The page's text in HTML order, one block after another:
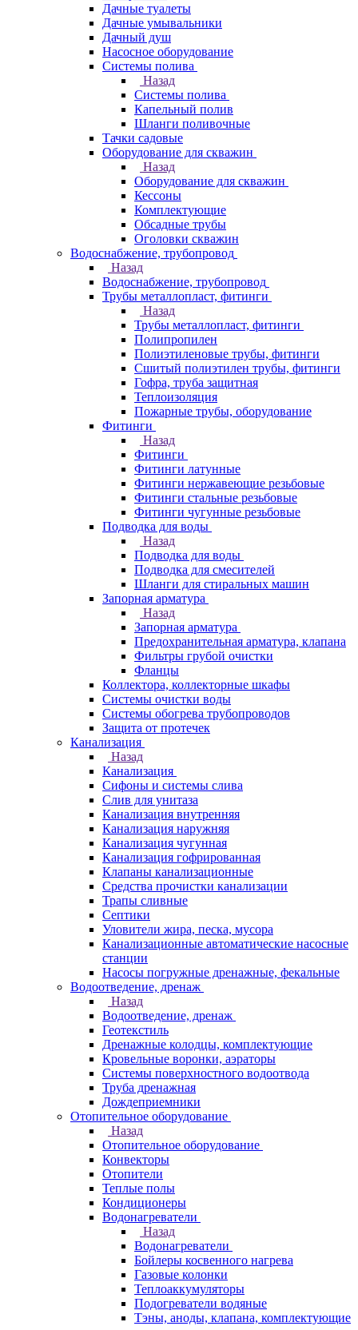
Дачные туалеты
Дачные умывальники
Дачный душ
Насосное оборудование
Системы полива
Назад
Системы полива
Капельный полив
Шланги поливочные
Тачки садовые
Оборудование для скважин
Назад
Оборудование для скважин
Кессоны
Комплектующие
Обсадные трубы
Оголовки скважин
Водоснабжение, трубопровод
Назад
Водоснабжение, трубопровод
Трубы металлопласт, фитинги
Назад
Трубы металлопласт, фитинги
Полипропилен
Полиэтиленовые трубы, фитинги
Сшитый полиэтилен трубы, фитинги
Гофра, труба защитная
Теплоизоляция
Пожарные трубы, оборудование
Фитинги
Назад
Фитинги
Фитинги латунные
Фитинги нержавеющие резьбовые
Фитинги стальные резьбовые
Фитинги чугунные резьбовые
Подводка для воды
Назад
Подводка для воды
Подводка для смесителей
Шланги для стиральных машин
Запорная арматура
Назад
Запорная арматура
Предохранительная арматура, клапана
Фильтры грубой очистки
Фланцы
Коллектора, коллекторные шкафы
Системы очистки воды
Системы обогрева трубопроводов
Защита от протечек
Канализация
Назад
Канализация
Сифоны и системы слива
Слив для унитаза
Канализация внутренняя
Канализация наружняя
Канализация чугунная
Канализация гофрированная
Клапаны канализационные
Средства прочистки канализации
Трапы сливные
Септики
Уловители жира, песка, мусора
Канализационные автоматические насосные
станции
Насосы погружные дренажные, фекальные
Водоотведение, дренаж
Назад
Водоотведение, дренаж
Геотекстиль
Дренажные колодцы, комплектующие
Кровельные воронки, аэраторы
Системы поверхностного водоотвода
Труба дренажная
Дождеприемники
Отопительное оборудование
Назад
Отопительное оборудование
Конвекторы
Отопители
Теплые полы
Кондиционеры
Водонагреватели
Назад
Водонагреватели
Бойлеры косвенного нагрева
Газовые колонки
Теплоаккумуляторы
Подогреватели водяные
Тэны, аноды, клапана, комплектующие